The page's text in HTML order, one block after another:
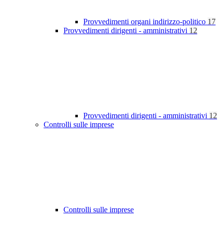
Provvedimenti organi indirizzo-politico 17
Provvedimenti dirigenti - amministrativi 12
Provvedimenti dirigenti - amministrativi 12
Controlli sulle imprese
Controlli sulle imprese